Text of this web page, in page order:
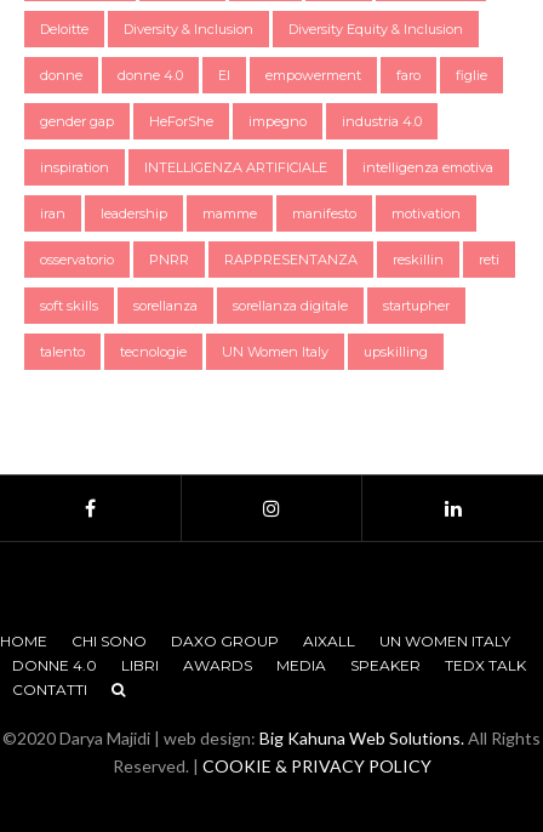
Deloitte Diversity & Inclusion Diversity Equity & Inclusion
donne donne 4.0 EI empowerment faro figlie
gender gap HeForShe impegno industria 4.0
inspiration INTELLIGENZA ARTIFICIALE intelligenza emotiva
iran leadership mamme manifesto motivation
osservatorio PNRR RAPPRESENTANZA reskillin reti
soft skills sorellanza sorellanza digitale startupher
talento tecnologie UN Women Italy upskilling
HOME CHI SONO DAXO GROUP AIXALL
UN WOMEN ITALY
DONNE 4.0
LIBRI AWARDS MEDIA SPEAKER
TEDX TALK
CONTATTI
©2020 Darya Majidi | web design: Big Kahuna Web Solutions.All Rights
Reserved. | COOKIE & PRIVACY POLICY